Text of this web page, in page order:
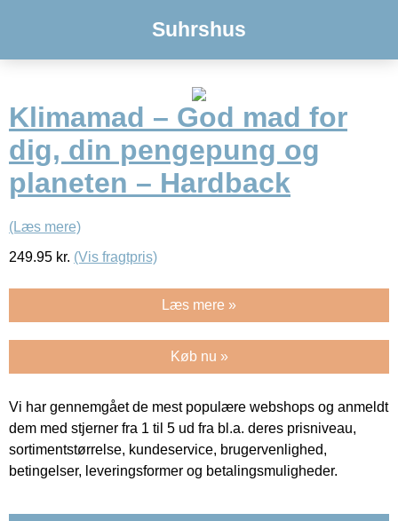
Suhrshus
Klimamad – God mad for
dig, din pengepung og
planeten – Hardback
(Læs mere)
249.95 kr. (Vis fragtpris)
Læs mere »
Køb nu »
Vi har gennemgået de mest populære webshops og anmeldt
dem med stjerner fra 1 til 5 ud fra bl.a. deres prisniveau,
sortimentstørrelse, kundeservice, brugervenlighed,
betingelser, leveringsformer og betalingsmuligheder.